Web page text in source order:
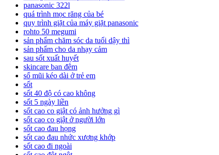
panasonic 322l
quá trình mọc răng của bé
quy trình giặt của máy giặt panasonic
rohto 50 megumi
sản phẩm chăm sóc da tuổi dậy thì
sản phẩm cho da nhạy cảm
sau sốt xuất huyết
skincare ban đêm
sổ mũi kéo dài ở trẻ em
sốt
sốt 40 độ có cao không
sốt 5 ngày liền
sốt cao co giật có ảnh hưởng gì
sốt cao co giật ở người lớn
sốt cao đau họng
sốt cao đau nhức xương khớp
sốt cao đi ngoài